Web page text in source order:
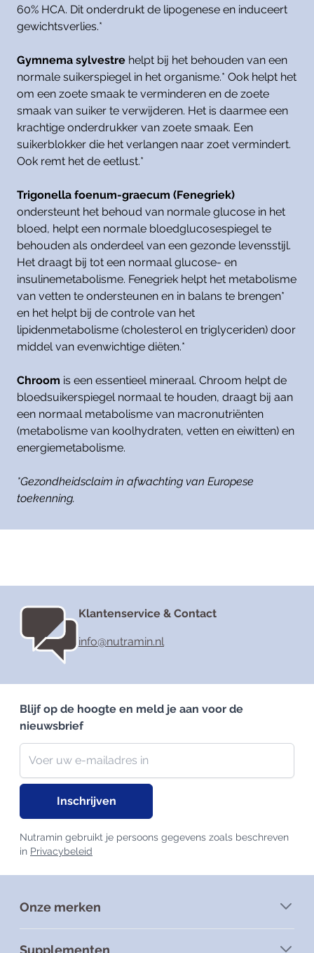
60% HCA. Dit onderdrukt de lipogenese en induceert
gewichtsverlies.*
Gymnema sylvestre helpt bij het behouden van een
normale suikerspiegel in het organisme.* Ook helpt het
om een zoete smaak te verminderen en de zoete
smaak van suiker te verwijderen. Het is daarmee een
krachtige onderdrukker van zoete smaak. Een
suikerblokker die het verlangen naar zoet vermindert.
Ook remt het de eetlust.*
Trigonella foenum-graecum (Fenegriek)
ondersteunt het behoud van normale glucose in het
bloed, helpt een normale bloedglucosespiegel te
behouden als onderdeel van een gezonde levensstijl.
Het draagt bij tot een normaal glucose- en
insulinemetabolisme. Fenegriek helpt het metabolisme
van vetten te ondersteunen en in balans te brengen*
en het helpt bij de controle van het
lipidenmetabolisme (cholesterol en triglyceriden) door
middel van evenwichtige diëten.*
Chroom is een essentieel mineraal. Chroom helpt de
bloedsuikerspiegel normaal te houden, draagt bij aan
een normaal metabolisme van macronutriënten
(metabolisme van koolhydraten, vetten en eiwitten) en
energiemetabolisme.
*Gezondheidsclaim in afwachting van Europese
toekenning.
Klantenservice & Contact
info@nutramin.nl
Blijf op de hoogte en meld je aan voor de
nieuwsbrief
Nieuwsbrief
E-mailadres
Inschrijven
Nutramin gebruikt je persoons gegevens zoals beschreven
in Privacybeleid
Onze merken
Supplementen